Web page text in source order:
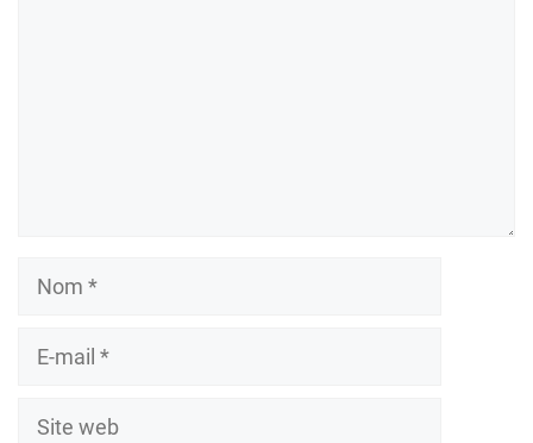
Site